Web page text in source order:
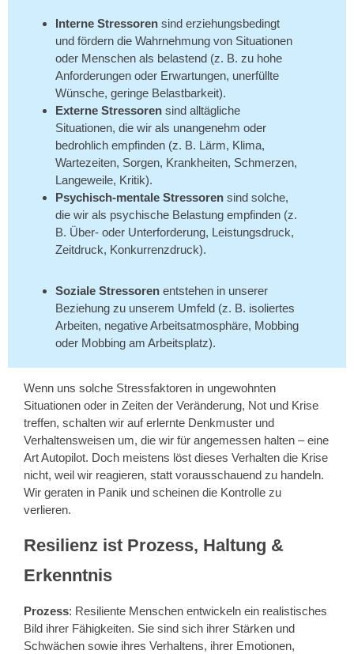
Interne Stressoren sind erziehungsbedingt
und fördern die Wahrnehmung von Situationen
oder Menschen als belastend (z. B. zu hohe
Anforderungen oder Erwartungen, unerfüllte
Wünsche, geringe Belastbarkeit).
Externe Stressoren sind alltägliche
Situationen, die wir als unangenehm oder
bedrohlich empfinden (z. B. Lärm, Klima,
Wartezeiten, Sorgen, Krankheiten, Schmerzen,
Langeweile, Kritik).
Psychisch-mentale Stressoren sind solche,
die wir als psychische Belastung empfinden (z.
B. Über- oder Unterforderung, Leistungsdruck,
Zeitdruck, Konkurrenzdruck).
Soziale Stressoren entstehen in unserer
Beziehung zu unserem Umfeld (z. B. isoliertes
Arbeiten, negative Arbeitsatmosphäre, Mobbing
oder Mobbing am Arbeitsplatz).
Wenn uns solche Stressfaktoren in ungewohnten
Situationen oder in Zeiten der Veränderung, Not und Krise
treffen, schalten wir auf erlernte Denkmuster und
Verhaltensweisen um, die wir für angemessen halten – eine
Art Autopilot. Doch meistens löst dieses Verhalten die Krise
nicht, weil wir reagieren, statt vorausschauend zu handeln.
Wir geraten in Panik und scheinen die Kontrolle zu
verlieren.
Resilienz ist Prozess, Haltung &
Erkenntnis
Prozess: Resiliente Menschen entwickeln ein realistisches
Bild ihrer Fähigkeiten. Sie sind sich ihrer Stärken und
Schwächen sowie ihres Verhaltens, ihrer Emotionen,